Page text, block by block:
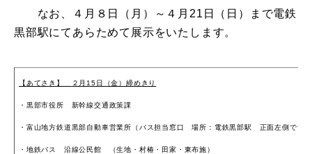
なお、４月８日（月）～４月21日（日）まで電鉄
黒部駅にてあらためて展示をいたします。
【あてさき】 ２月15日（金）締めきり
・黒部市役所 新幹線交通政策課
・富山地方鉄道黒部自動車営業所（バス担当窓口 場所：電鉄黒部駅 正面左側です
・地鉄バス 沿線公民館 （生地・村椿・田家・東布施）